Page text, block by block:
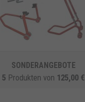
SONDERANGEBOTE
5 Produkten von 125,00 €